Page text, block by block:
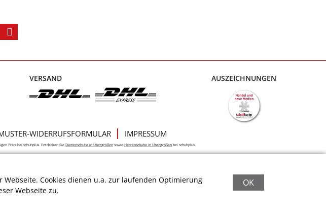
VERSAND AUSZEICHNUNGEN
WIDERRUFSFORMULAR IMPRESSUM
Preis bei schuhplus. Entdecken Sie Damenschuhe in Übergrößen sowie Herrenschuhe in Übergrößen bei schuhplus.
Cookies dienen u.a. zur laufenden Optimierung
Webseite zu.
OK